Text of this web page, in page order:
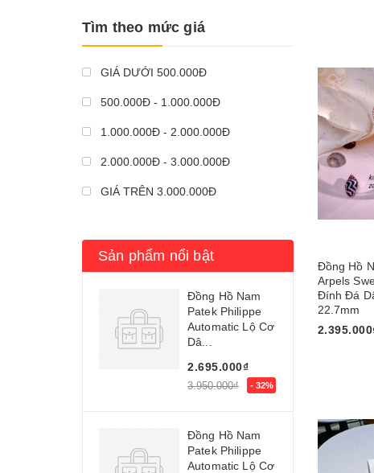
Đồng Hồ
Arpels
Đính Đá
22.7mm
Tìm theo mức giá
GIÁ DƯỚI 500.000Đ
500.000Đ - 1.000.000Đ
1.000.000Đ - 2.000.000Đ
2.000.000Đ - 3.000.000Đ
GIÁ TRÊN 3.000.000Đ
Sản phẩm nổi bật
Đồng Hồ Nam
Patek Philippe
Automatic Lộ Cơ
Dâ...
2.695.000₫
3.950.000₫ - 32%
Đồng Hồ Nam
Patek Philippe
Automatic Lộ Cơ